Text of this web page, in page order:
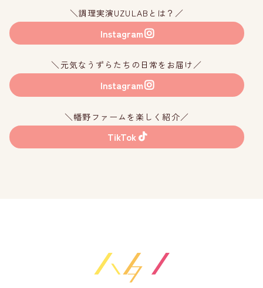
＼調理実演UZULABとは？／
Instagram
＼元気なうずらたちの日常をお届け／
Instagram
＼幡野ファームを楽しく紹介／
TikTok